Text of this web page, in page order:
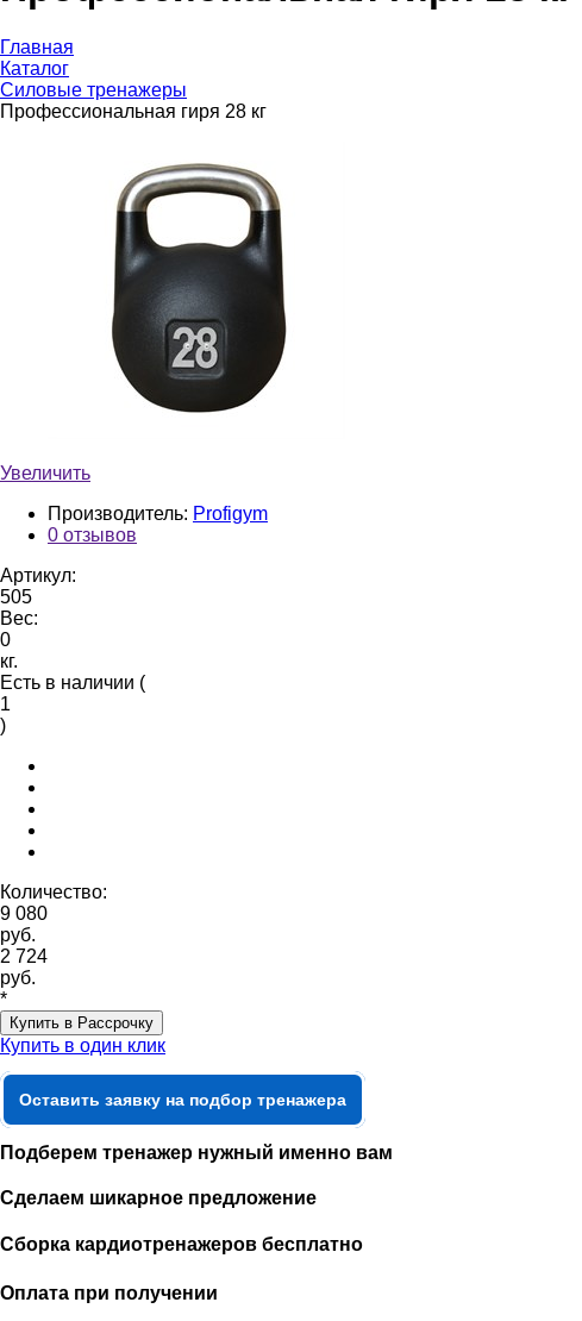
Главная
Каталог
Силовые тренажеры
Профессиональная гиря 28 кг
Увеличить
Производитель: Profigym
0 отзывов
Артикул:
505
Вес:
0
кг.
Есть в наличии (
1
)
Количество:
9 080
руб.
2 724
руб.
*
Купить в Рассрочку
Купить в один клик
Оставить заявку на подбор тренажера
Подберем тренажер нужный именно вам
Сделаем шикарное предложение
Сборка кардиотренажеров бесплатно
Оплата при получении